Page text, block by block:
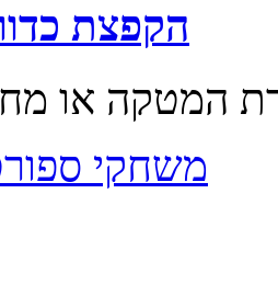
הקפצת
משחקי